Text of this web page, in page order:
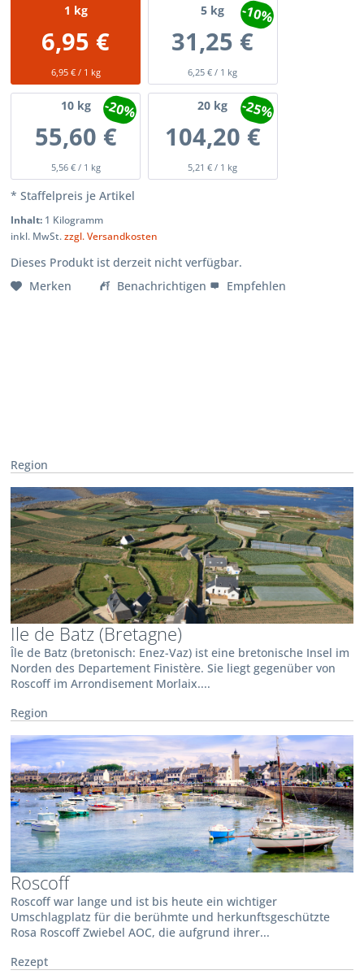
1 kg
6,95 €
6,95 € / 1 kg
5 kg
31,25 €
6,25 € / 1 kg
-10%
10kg
55,60 €
5,56 € / 1 kg
-20% 20 kg
104,20 €
5,21 € / 1 kg
-25%
* Staffelpreis je Artikel
Inhalt: 1 Kilogramm
inkl. MwSt.zzgl. Versandkosten
Dieses Produkt ist derzeit nicht verfügbar.
Merken
Benachrichtigen Empfehlen
Region
Ile de Batz (Bretagne)
Île de Batz (bretonisch: Enez-Vaz) ist eine bretonische Insel im
Norden des Departement Finistère. Sie liegt gegenüber von
Roscoff im Arrondisement Morlaix....
Region
Roscoff
Roscoff war lange und ist bis heute ein wichtiger
Umschlagplatz für die berühmte und herkunftsgeschützte
Rosa Roscoff Zwiebel AOC, die aufgrund ihrer...
Rezept